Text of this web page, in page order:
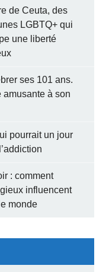
de Ceuta, des
LGBTQ+ qui
une liberté
ses 101 ans.
amusante à son
pourrait un jour
: comment
influencent
monde